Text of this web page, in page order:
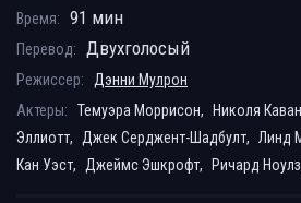
Время: 91 мин
Перевод: Двухголосый
Режиссер:
Дэнни Мулрон
Актеры:
Темуэра Моррисон, Николя
Эллиотт,
Джек Серджент-Шадбулт, Линд
Кан Уэст,
Джеймс Эшкрофт, Ричард